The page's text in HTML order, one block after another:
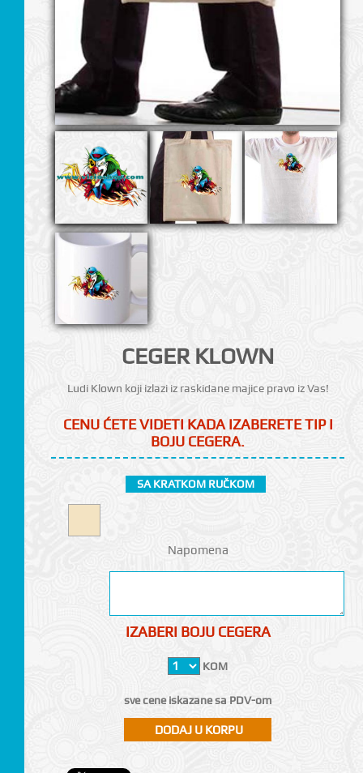
CEGER KLOWN
Ludi Klown koji izlazi iz raskidane majice pravo iz Vas!
CENU ĆETE VIDETI KADA IZABERETE TIP I
BOJU CEGERA.
SA KRATKOM RUČKOM
Napomena
IZABERI BOJU CEGERA
KOM
sve cene iskazane sa PDV-om